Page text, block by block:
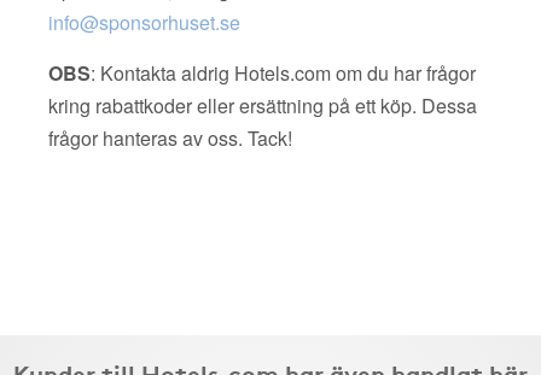
info@sponsorhuset.se
OBS: Kontakta aldrig Hotels.com om du har frågor
kring rabattkoder eller ersättning på ett köp. Dessa
frågor hanteras av oss. Tack!